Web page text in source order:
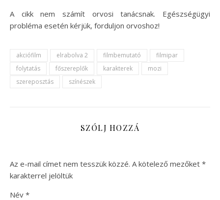
A cikk nem számít orvosi tanácsnak. Egészségügyi
probléma esetén kérjük, forduljon orvoshoz!
akciófilm elrabolva 2 filmbemutató
filmipar
folytatás
főszereplők karakterek
mozi
szereposztás
színészek
SZÓLJ HOZZÁ
Az e-mail címet nem tesszük közzé. A kötelező mezőket *
karakterrel jelöltük
Név *